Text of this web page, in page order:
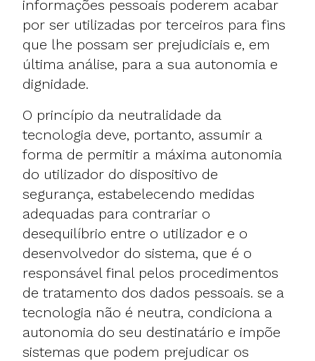
informações pessoais poderem acabar
por ser utilizadas por terceiros para fins
que lhe possam ser prejudiciais e, em
última análise, para a sua autonomia e
dignidade.
O princípio da neutralidade da
tecnologia deve, portanto, assumir a
forma de permitir a máxima autonomia
do utilizador do dispositivo de
segurança, estabelecendo medidas
adequadas para contrariar o
desequilíbrio entre o utilizador e o
desenvolvedor do sistema, que é o
responsável final pelos procedimentos
de tratamento dos dados pessoais. se a
tecnologia não é neutra, condiciona a
autonomia do seu destinatário e impõe
sistemas que podem prejudicar os